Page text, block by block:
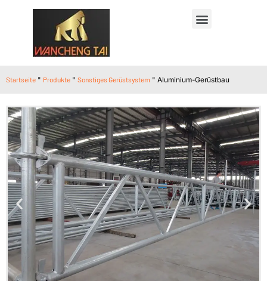
Startseite " Produkte " Sonstiges Gerüstsystem " Aluminium-Gerüstbau